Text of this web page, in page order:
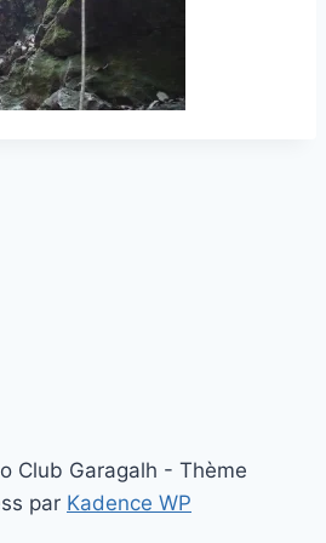
Club Garagalh - Thème
par Kadence WP